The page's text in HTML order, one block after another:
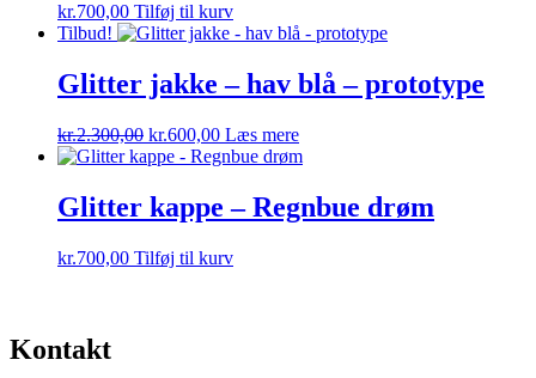
kr.700,00 Tilføj til kurv
Tilbud!
Glitter jakke – hav blå – prototype
kr.2.300,00 Den
oprindelige
var:
kr.2.300,00.
kr.600,00Den
aktuelle
kr.600,00.
Læs mere
Glitter kappe – Regnbue drøm
kr.700,00 Tilføj til kurv
Kontakt